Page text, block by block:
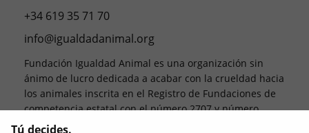
+34 619 35 71 70
info@igualdadanimal.org
Fundación Igualdad Animal es una organización sin
ánimo de lucro dedicada a acabar con la crueldad hacia
los animales inscrita en el Registro de Fundaciones de
competencia estatal con el número 2707 y número
NIF G87915104.
Tú decides.